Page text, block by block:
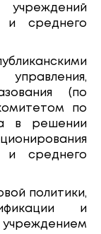
и среднего
(по
по
в решении
и среднего
политики,
и